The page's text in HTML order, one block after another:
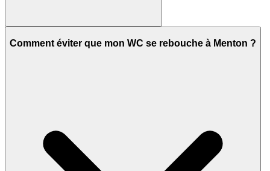
Comment éviter que mon WC se rebouche à Menton ?